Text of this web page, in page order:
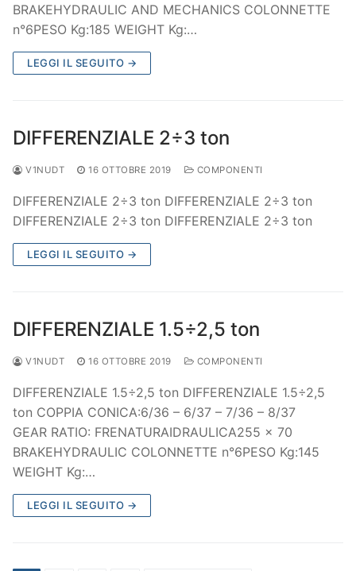
BRAKEHYDRAULIC AND MECHANICS COLONNETTE
n°6PESO Kg:185 WEIGHT Kg:…
LEGGI IL SEGUITO →
DIFFERENZIALE 2÷3 ton
V1NUDT 16 OTTOBRE 2019 COMPONENTI
DIFFERENZIALE 2÷3 ton DIFFERENZIALE 2÷3 ton
DIFFERENZIALE 2÷3 ton DIFFERENZIALE 2÷3 ton
LEGGI IL SEGUITO →
DIFFERENZIALE 1.5÷2,5 ton
V1NUDT 16 OTTOBRE 2019 COMPONENTI
DIFFERENZIALE 1.5÷2,5 ton DIFFERENZIALE 1.5÷2,5
ton COPPIA CONICA:6/36 – 6/37 – 7/36 – 8/37
GEAR RATIO: FRENATURAIDRAULICA255 x 70
BRAKEHYDRAULIC COLONNETTE n°6PESO Kg:145
WEIGHT Kg:…
LEGGI IL SEGUITO →